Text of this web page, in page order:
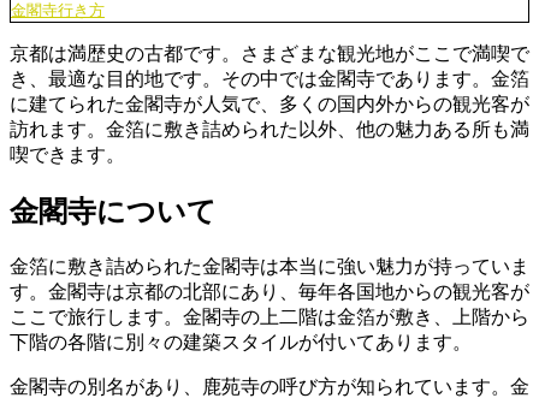
金閣寺行き方
京都は満歴史の古都です。さまざまな観光地がここで満喫で
き、最適な目的地です。その中では金閣寺であります。金箔
に建てられた金閣寺が人気で、多くの国内外からの観光客が
訪れます。金箔に敷き詰められた以外、他の魅力ある所も満
喫できます。
金閣寺について
金箔に敷き詰められた金閣寺は本当に強い魅力が持っていま
す。金閣寺は京都の北部にあり、毎年各国地からの観光客が
ここで旅行します。金閣寺の上二階は金箔が敷き、上階から
下階の各階に別々の建築スタイルが付いてあります。
金閣寺の別名があり、鹿苑寺の呼び方が知られています。金